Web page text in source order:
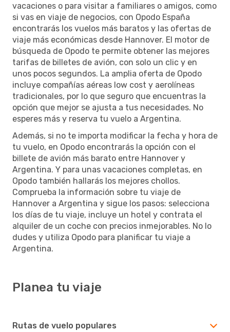
vacaciones o para visitar a familiares o amigos, como
si vas en viaje de negocios, con Opodo España
encontrarás los vuelos más baratos y las ofertas de
viaje más económicas desde Hannover. El motor de
búsqueda de Opodo te permite obtener las mejores
tarifas de billetes de avión, con solo un clic y en
unos pocos segundos. La amplia oferta de Opodo
incluye compañías aéreas low cost y aerolíneas
tradicionales, por lo que seguro que encuentras la
opción que mejor se ajusta a tus necesidades. No
esperes más y reserva tu vuelo a Argentina.
Además, si no te importa modificar la fecha y hora de
tu vuelo, en Opodo encontrarás la opción con el
billete de avión más barato entre Hannover y
Argentina. Y para unas vacaciones completas, en
Opodo también hallarás los mejores chollos.
Comprueba la información sobre tu viaje de
Hannover a Argentina y sigue los pasos: selecciona
los días de tu viaje, incluye un hotel y contrata el
alquiler de un coche con precios inmejorables. No lo
dudes y utiliza Opodo para planificar tu viaje a
Argentina.
Planea tu viaje
Rutas de vuelo populares